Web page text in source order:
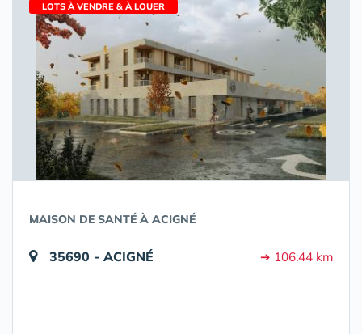
LOTS À VENDRE & À LOUER
MAISON DE SANTÉ À ACIGNÉ
35690 - ACIGNÉ ➔ 106.44 km